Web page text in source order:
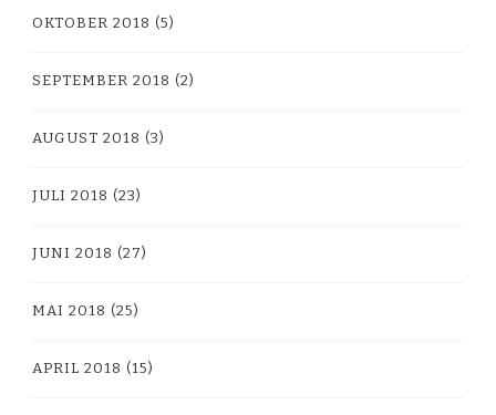
OKTOBER 2018 (5)
SEPTEMBER 2018 (2)
AUGUST 2018 (3)
JULI 2018 (23)
JUNI 2018 (27)
MAI 2018 (25)
APRIL 2018 (15)